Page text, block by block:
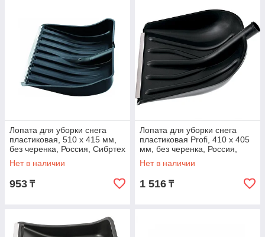
Лопата для уборки снега
пластиковая, 510 х 415 мм,
без черенка, Россия, Сибртех
Нет в наличии
953 ₸
Лопата для уборки снега
пластиковая Profi, 410 х 405
мм, без черенка, Россия,
Сибртех
Нет в наличии
1 516 ₸